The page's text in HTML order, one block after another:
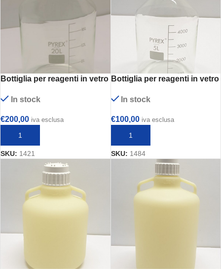
Bottiglia per reagenti in vetro
In stock
€200,00 iva esclusa
AGGIUNGI AL CARRELLO
SKU: 1421
Bottiglia per reagenti in vetro
In stock
€100,00 iva esclusa
AGGIUNGI AL CARRELLO
SKU: 1484